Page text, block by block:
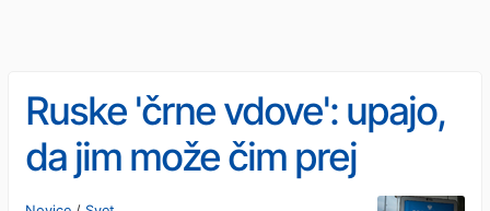
Ruske 'črne vdove': upajo,
da jim može čim prej